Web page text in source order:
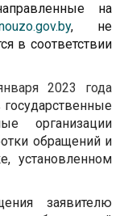
на
, не
в соответствии
2023 года
организации
обращений и
установленном
заявителю